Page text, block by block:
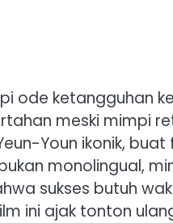
ode ketangguhan
meski mimpi
Youn ikonik,
monolingual,
sukses butuh
ini ajak tonton